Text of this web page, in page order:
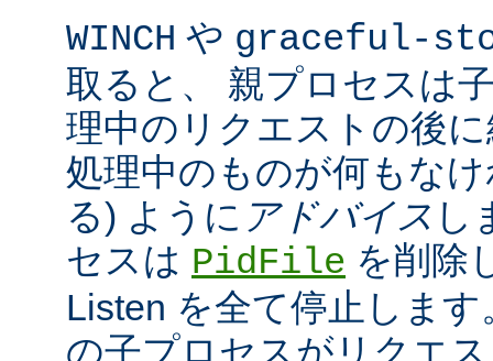
WINCH や graceful-
取ると、 親プロセスは
理中のリクエストの後
処理中のものが何もな
る) ように アドバイス し
セスは PidFile を削除
Listen を全て停止しま
の子プロセスがリクエ